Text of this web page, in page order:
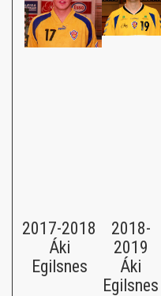
2017-2018
Áki
Egilsnes
2018-
2019
Áki
Egilsnes